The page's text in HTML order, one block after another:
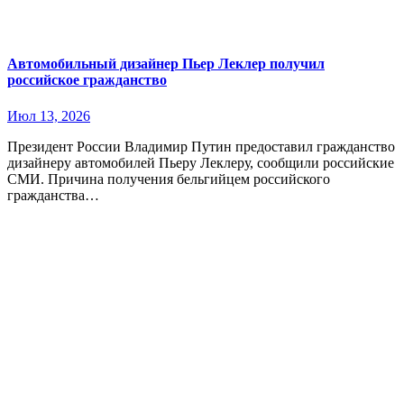
Автомобильный дизайнер Пьер Леклер получил
российское гражданство
Июл 13, 2026
Президент России Владимир Путин предоставил гражданство
дизайнеру автомобилей Пьеру Леклеру, сообщили российские
СМИ. Причина получения бельгийцем российского
гражданства…